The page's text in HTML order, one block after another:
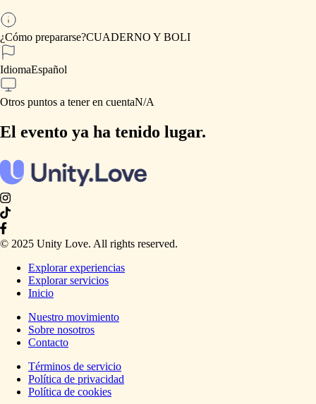
¿Cómo prepararse?CUADERNO Y BOLI
IdiomaEspañol
Otros puntos a tener en cuentaN​/​A
El evento ya ha tenido lugar.
© 2025 Unity Love. All rights reserved.
Explorar experiencias
Explorar servicios
Inicio
Nuestro movimiento
Sobre nosotros
Contacto
Términos de servicio
Política de privacidad
Política de cookies